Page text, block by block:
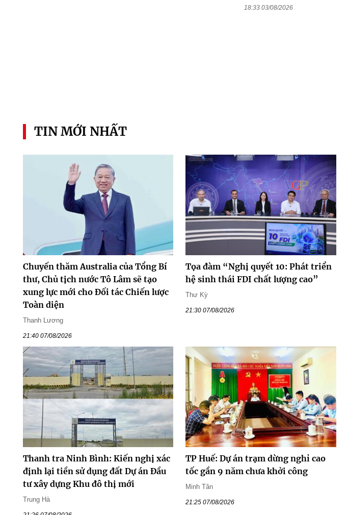
18:33 03/08/2026
TIN MỚI NHẤT
Chuyến thăm Australia của Tổng Bí
thư, Chủ tịch nước Tô Lâm sẽ tạo
xung lực mới cho Đối tác Chiến lược
Toàn diện
Thanh Lương
21:40 07/08/2026
Tọa đàm “Nghị quyết 10: Phát triển
hệ sinh thái FDI chất lượng cao”
Thư Kỳ
21:30 07/08/2026
Thanh tra Ninh Bình: Kiến nghị xác
định lại tiền sử dụng đất Dự án Đầu
tư xây dựng Khu đô thị mới
Trung Hà
TP Huế: Dự án trạm dừng nghỉ cao
tốc gần 9 năm chưa khởi công
Minh Tân
21:25 07/08/2026